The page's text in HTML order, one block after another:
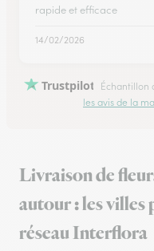
rapide et efficace
14/02/2026
Trustpilot Échantillon
les avis de la
Livraison de
autour : les villes
réseau Interflora